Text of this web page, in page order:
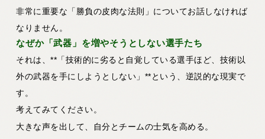
非常に重要な「勝負の皮肉な法則」についてお話しなければ
なりません。
なぜか「武器」を増やそうとしない選手たち
それは、**「技術的に劣ると自覚している選手ほど、技術以
外の武器を手にしようとしない」**という、逆説的な現実で
す。
考えてみてください。
大きな声を出して、自分とチームの士気を高める。